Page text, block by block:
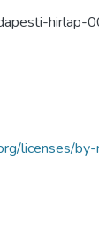
hirlap-
licenses/